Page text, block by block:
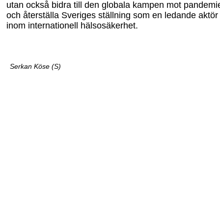
utan också bidra till den globala kampen mot
och återställa Sveriges ställning som en ledande aktör
inom internationell hälsosäkerhet.
Serkan Köse (S)